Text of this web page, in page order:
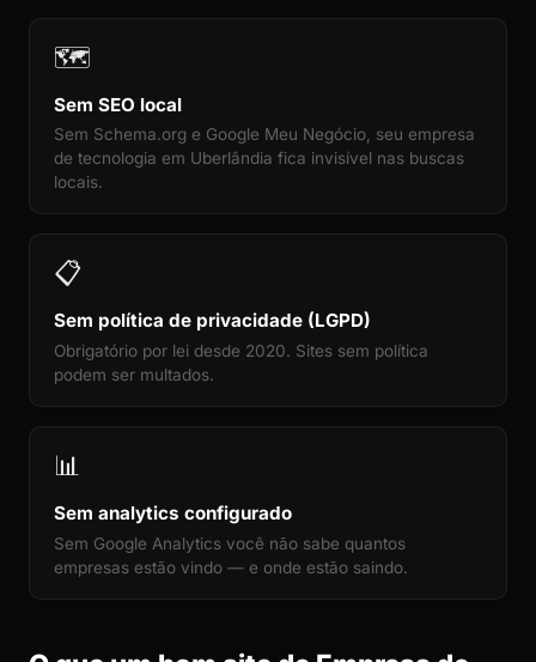
🗺️
Sem SEO local
Sem Schema.org e Google Meu Negócio, seu empresa
de tecnologia em Uberlândia fica invisível nas buscas
locais.
📋
Sem política de privacidade (LGPD)
Obrigatório por lei desde 2020. Sites sem política
podem ser multados.
📊
Sem analytics configurado
Sem Google Analytics você não sabe quantos
empresas estão vindo — e onde estão saindo.